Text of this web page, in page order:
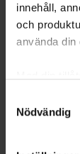
innehåll,
och
använda
som
Nödvändig